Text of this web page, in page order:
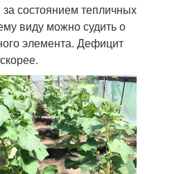
состоянием тепличных
виду можно судить о
элемента. Дефицит